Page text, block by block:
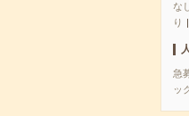
な
り
急
ッ